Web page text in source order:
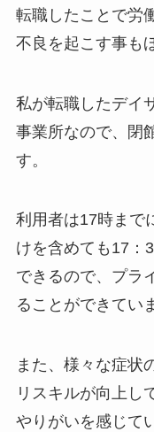
転職したことで労
不良を起こす事も
私が転職したデイ
事業所なので、閉
す。
利用者は17時まで
けを含めても17：
できるので、プラ
ることができてい
また、様々な症状
リスキルが向上し
やりがいを感じて